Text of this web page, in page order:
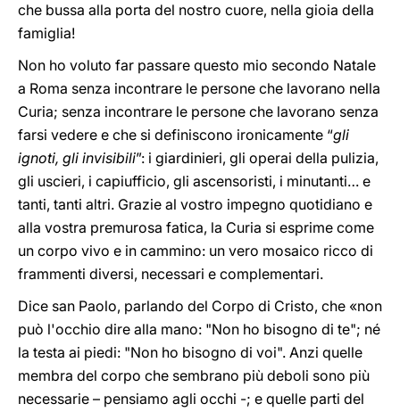
che bussa alla porta del nostro cuore, nella gioia della
famiglia!
Non ho voluto far passare questo mio secondo Natale
a Roma senza incontrare le persone che lavorano nella
Curia; senza incontrare le persone che lavorano senza
farsi vedere e che si definiscono ironicamente “gli
ignoti, gli invisibili”: i giardinieri, gli operai della pulizia,
gli uscieri, i capiufficio, gli ascensoristi, i minutanti… e
tanti, tanti altri. Grazie al vostro impegno quotidiano e
alla vostra premurosa fatica, la Curia si esprime come
un corpo vivo e in cammino: un vero mosaico ricco di
frammenti diversi, necessari e complementari.
Dice san Paolo, parlando del Corpo di Cristo, che «non
può l'occhio dire alla mano: "Non ho bisogno di te"; né
la testa ai piedi: "Non ho bisogno di voi". Anzi quelle
membra del corpo che sembrano più deboli sono più
necessarie – pensiamo agli occhi -; e quelle parti del